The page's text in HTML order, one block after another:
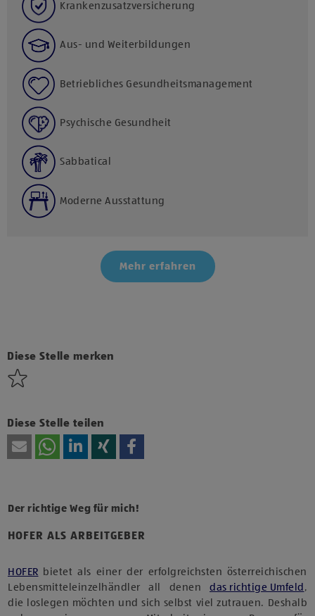
Krankenzusatzversicherung
Aus- und Weiterbildungen
Betriebliches Gesundheitsmanagement
Psychische Gesundheit
Sabbatical
Moderne Ausstattung
Mehr erfahren
Diese Stelle merken
Diese Stelle teilen
HOFER ALS ARBEITGEBER
Der richtige Weg für mich!
HOFER bietet als einer der erfolgreichsten österreichischen
Lebensmitteleinzelhändler all denen das richtige Umfeld ,
die loslegen möchten und sich selbst viel zutrauen. Deshalb